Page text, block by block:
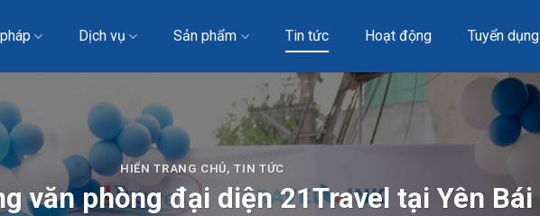
Dịch vụ Sản phẩm Tin tức Hoạt động Tuyển dụng
HIỂN TRANG CHỦ,TIN TỨC
văn phòng đại diện 21Travel tại Yên Bái